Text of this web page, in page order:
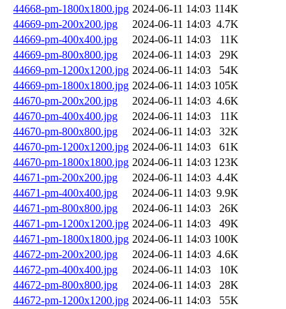
44668-pm-1800x1800.jpg 2024-06-11 14:03 114K
44669-pm-200x200.jpg
2024-06-11 14:03 4.7K
44669-pm-400x400.jpg
2024-06-11 14:03
11K
44669-pm-800x800.jpg
2024-06-11 14:03
29K
44669-pm-1200x1200.jpg 2024-06-11 14:03
54K
44669-pm-1800x1800.jpg 2024-06-11 14:03 105K
44670-pm-200x200.jpg
2024-06-11 14:03 4.6K
44670-pm-400x400.jpg
2024-06-11 14:03
11K
44670-pm-800x800.jpg
2024-06-11 14:03
32K
44670-pm-1200x1200.jpg 2024-06-11 14:03
61K
44670-pm-1800x1800.jpg 2024-06-11 14:03 123K
44671-pm-200x200.jpg
2024-06-11 14:03 4.4K
44671-pm-400x400.jpg
2024-06-11 14:03 9.9K
44671-pm-800x800.jpg
2024-06-11 14:03
26K
44671-pm-1200x1200.jpg 2024-06-11 14:03
49K
44671-pm-1800x1800.jpg 2024-06-11 14:03 100K
44672-pm-200x200.jpg
2024-06-11 14:03 4.6K
44672-pm-400x400.jpg
2024-06-11 14:03
10K
44672-pm-800x800.jpg
2024-06-11 14:03
28K
44672-pm-1200x1200.jpg 2024-06-11 14:03
55K